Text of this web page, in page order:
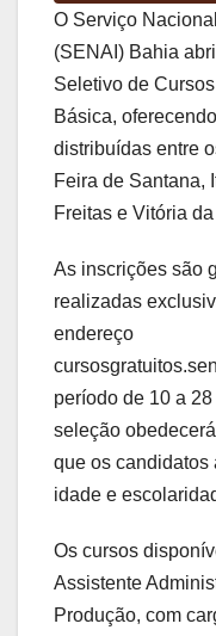
O Serviço
(SENAI) Bahia
Seletivo de
Básica,
distribuídas entre
Feira de Santana,
Freitas e Vitória
As inscrições são
realizadas
endereço
período de 10 a
seleção
que os candidatos
idade e
Os cursos
Assistente
Produção, com